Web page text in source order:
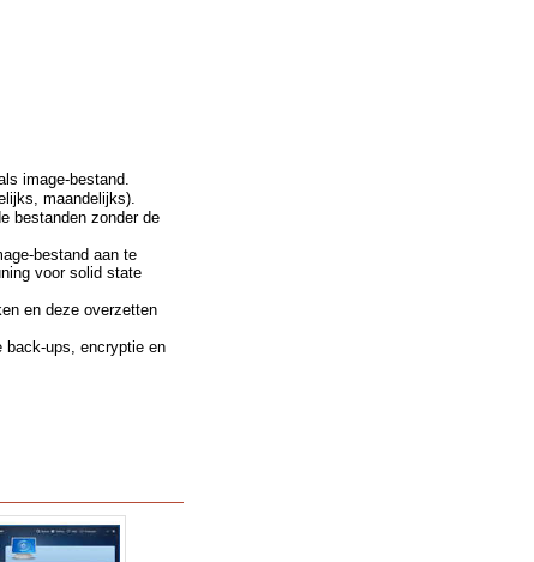
image-bestand.
maandelijks).
bestanden zonder de
bestand aan te
voor solid state
en deze overzetten
back-ups, encryptie en